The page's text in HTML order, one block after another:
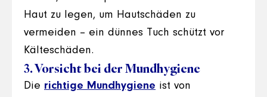
Haut zu legen, um Hautschäden zu
vermeiden – ein dünnes Tuch schützt vor
Kälteschäden.
3. Vorsicht bei der Mundhygiene
Die richtige Mundhygiene ist von